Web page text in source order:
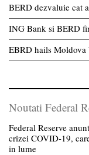
BERD dezvaluie cat
ING Bank si BERD
EBRD hails
Noutati Federal
Federal Reserve
crizei COVID-19,
in lume